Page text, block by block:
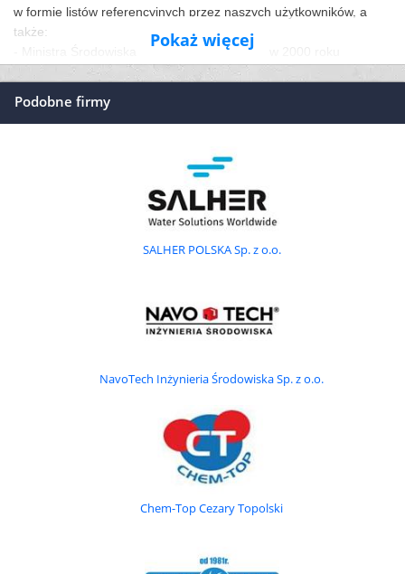
w formie listów referencyjnych przez naszych użytkowników, a
także:
- Ministra Środowiska – Dyplomem Nagrodą w 2000 roku
- Ministra Środowiska – wyróżnieniem w konkursie Lider Polskiej
roku
- Prezesa Zarządu NFOŚiGW – Nagrodą w konkursie za
wdrożone rozwiązanie technologiczne podczas POLEKO 2004
Do szczególnych osiągnięcia zaliczamy:
• przekrycie gazoszczelne zbiornika z biomasą o średnicy 22 m w
zakładzie produkującym biogaz w Danii
• przekrycie zbiorników z wodą pitną dla stacji uzdatniania wody w
Gliwicach - 4 kopuły na zbiorniki stalowe o średnicy 19 m ( atest
• przekrycia zbiorników ze związkami węglowodorowymi dla OŚ w
PKN Orlen w strefie zagrożenia wybuchem Z0
• dachy pływające o powierzchni ok. 1800 m2 dla koncernu Exxon
• przekrycia obrotowe osadników wstępnych na terenie OŚ w
Pokaż więcej
Podobne firmy
SALHER POLSKA Sp. z o.o.
NavoTech Inżynieria Środowiska Sp. z o.o.
Chem-Top Cezary Topolski